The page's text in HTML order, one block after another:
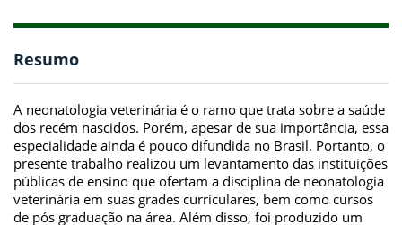
Resumo
A neonatologia veterinária é o ramo que trata sobre a saúde
dos recém nascidos. Porém, apesar de sua importância, essa
especialidade ainda é pouco difundida no Brasil. Portanto, o
presente trabalho realizou um levantamento das instituições
públicas de ensino que ofertam a disciplina de neonatologia
veterinária em suas grades curriculares, bem como cursos
de pós graduação na área. Além disso, foi produzido um